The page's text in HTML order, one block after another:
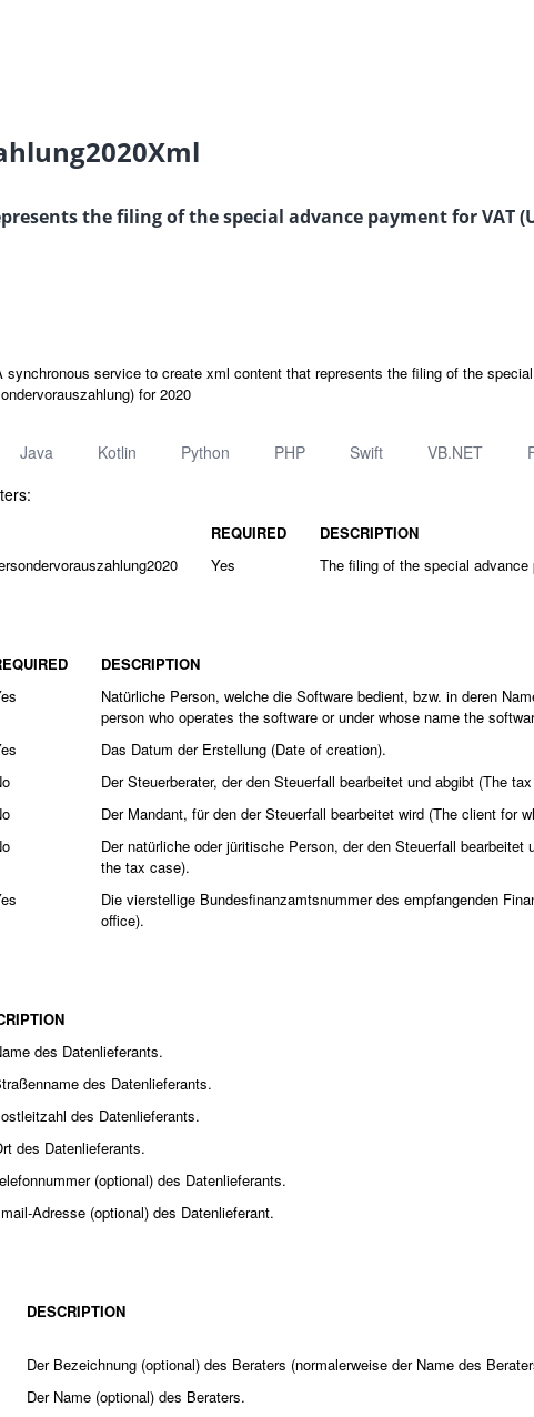
the filing of the special advance payment for VAT
synchronous service to create xml content that represents the filing of the
for 2020
Java Kotlin Python PHP Swift VB.NET
REQUIRED
DESCRIPTION
Yes The filing of the special advance
DESCRIPTION
Natürliche Person, welche die Software bedient, bzw. in deren
person who operates the software or under whose name the
Das Datum der Erstellung (Date of creation).
Der Steuerberater, der den Steuerfall bearbeitet und abgibt (The
Der Mandant, für den der Steuerfall bearbeitet wird (The client for
Der natürliche oder jüritische Person, der den Steuerfall
the tax case).
Die vierstellige Bundesfinanzamtsnummer des empfangenden
office).
des Datenlieferants.
des Datenlieferants.
des Datenlieferants.
des Datenlieferants.
(optional) des Datenlieferants.
Adresse (optional) des Datenlieferant.
DESCRIPTION
Der Bezeichnung (optional) des Beraters (normalerweise der Name des
Der Name (optional) des Beraters.